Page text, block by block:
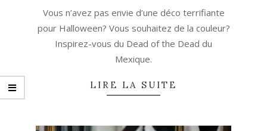
02Vous n’avez pas envie d’une déco terrifiante
pour Halloween? Vous souhaitez de la couleur?
Inspirez-vous du Dead of the Dead du
Mexique.
LIRE LA SUITE